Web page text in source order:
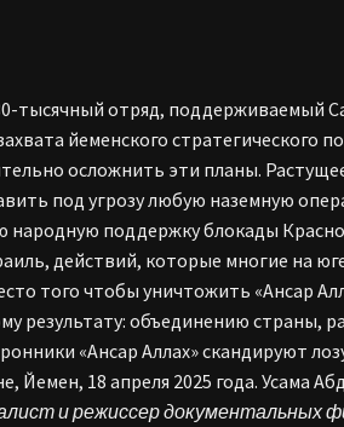
тысячный отряд, поддерживаемый
йеменского стратегического
осложнить эти планы.
под угрозу любую наземную
поддержку блокады
действий, которые многие на
того чтобы уничтожить «Ансар
результату: объединению страны,
«Ансар Аллах» скандируют
Йемен, 18 апреля 2025 года. Усама
и режиссер документальных